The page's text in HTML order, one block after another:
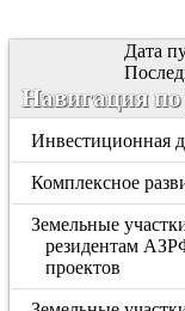
Дата
Навигация по
Инвестиционная
Комплексное
Земельные
резидентам
проектов